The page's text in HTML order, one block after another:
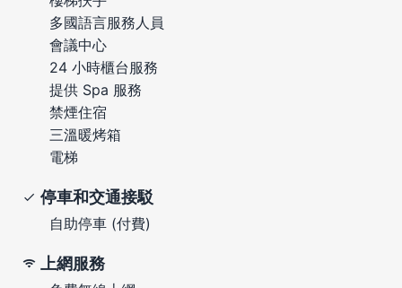
多國語言服務人員
會議中心
24 小時櫃台服務
提供 Spa 服務
禁煙住宿
三溫暖烤箱
電梯
停車和交通接駁
自助停車 (付費)
上網服務